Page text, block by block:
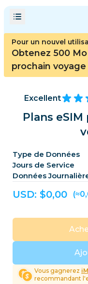
Pour un nouvel
Obtenez 500
prochain voyage
Excellent
Plans
Type de Données
Jours de Service
Données
USD: $0,00
Vous gagnerez
recommandant